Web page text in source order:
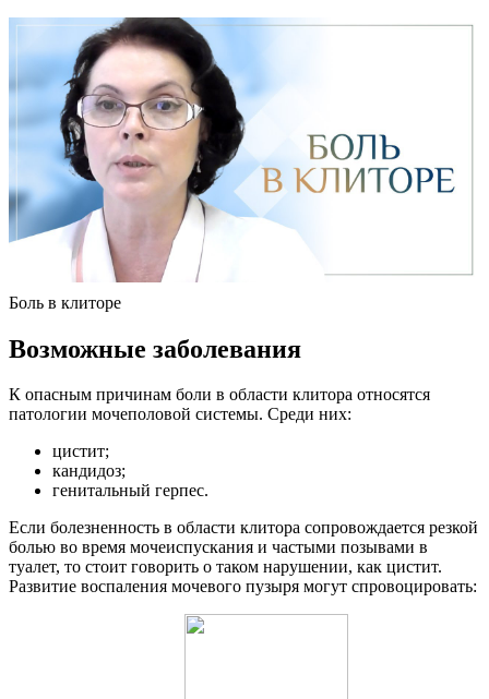
Боль в клиторе
Возможные заболевания
К опасным причинам боли в области клитора относятся
патологии мочеполовой системы. Среди них:
цистит;
кандидоз;
генитальный герпес.
Если болезненность в области клитора сопровождается резкой
болью во время мочеиспускания и частыми позывами в
туалет, то стоит говорить о таком нарушении, как цистит.
Развитие воспаления мочевого пузыря могут спровоцировать: